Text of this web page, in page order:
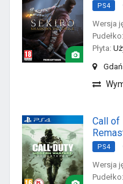
PS4
Wersja
Pudełko:
Płyta:
Call of
PS4
Wersja
Pudełko: